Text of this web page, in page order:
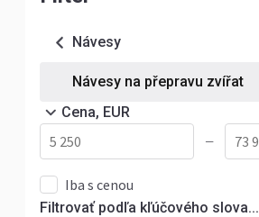
Návesy
Návesy na přepravu zvířat
Cena, EUR
—
Iba s cenou
Filtrovať podľa kľúčového slova...